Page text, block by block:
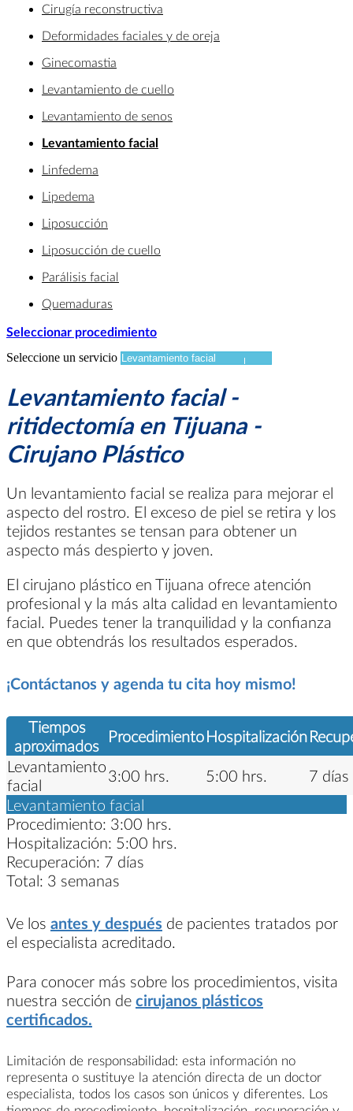
Cirugía reconstructiva
Deformidades faciales y de oreja
Ginecomastia
Levantamiento de cuello
Levantamiento de senos
Levantamiento facial
Linfedema
Lipedema
Liposucción
Liposucción de cuello
Parálisis facial
Quemaduras
Seleccionar procedimiento
Seleccione un servicio
Levantamiento facial -
ritidectomía en Tijuana -
Cirujano Plástico
Un levantamiento facial se realiza para mejorar el
aspecto del rostro. El exceso de piel se retira y los
tejidos restantes se tensan para obtener un
aspecto más despierto y joven.
El cirujano plástico en Tijuana ofrece atención
profesional y la más alta calidad en levantamiento
facial. Puedes tener la tranquilidad y la confianza
en que obtendrás los resultados esperados.
¡Contáctanos y agenda tu cita hoy mismo!
Tiempos
aproximados ProcedimientoHospitalización
Levantamiento
facial
3:00 hrs. 5:00 hrs.
7 días
Levantamiento facial
Procedimiento: 3:00 hrs.
Hospitalización: 5:00 hrs.
Recuperación: 7 días
Total: 3 semanas
Ve los antes y después de pacientes tratados por
el especialista acreditado.
Para conocer más sobre los procedimientos, visita
nuestra sección de cirujanos plásticos
certificados.
Limitación de responsabilidad: esta información no
representa o sustituye la atención directa de un doctor
especialista, todos los casos son únicos y diferentes. Los